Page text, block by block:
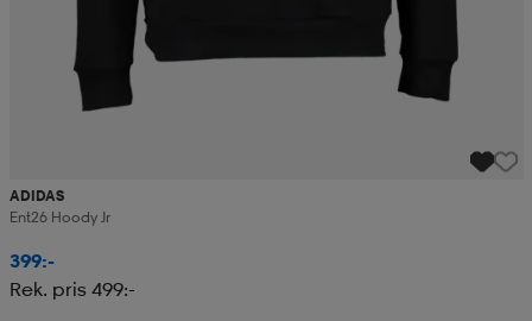
ADIDAS
Ent26 Hoody Jr
399:-
Rek. pris 499:-